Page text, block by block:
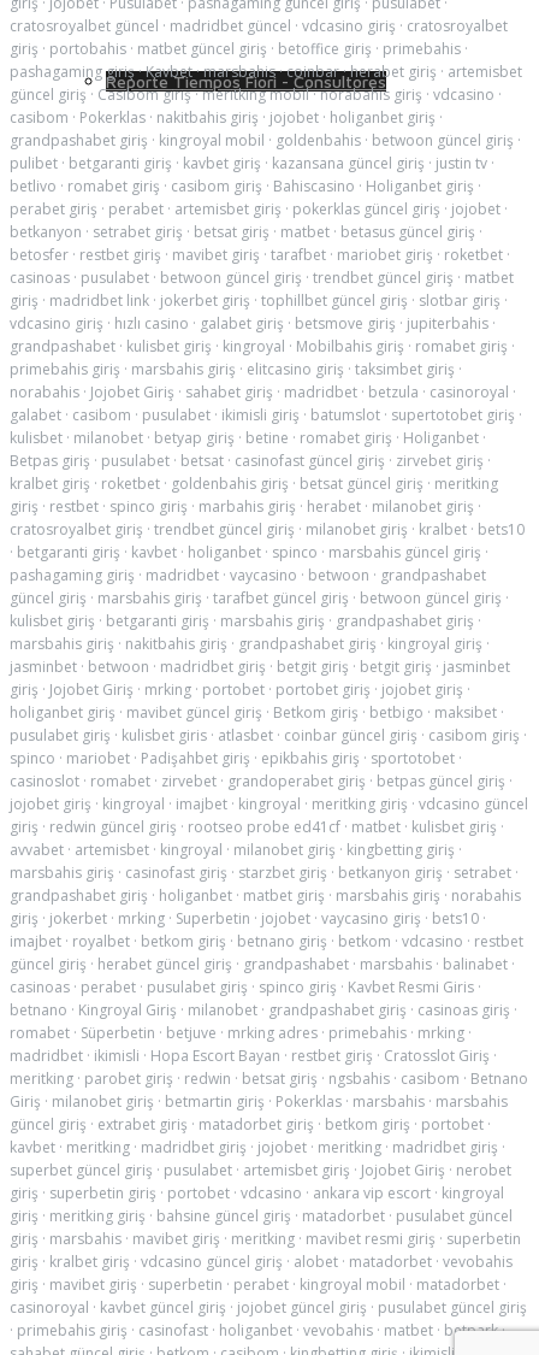
Reporte Tiempos Fiori - Consultores
cratosroyalbet güncel · madridbet güncel · vdcasino giriş · cratosroyalbet
giriş · portobahis · matbet güncel giriş · betoffice giriş · primebahis ·
pashagaming giriş·Kavbet·marsbahis·coinbar·herabet giriş · artemisbet
güncel giriş · Casibom giriş·meritking mobil·norabahis giriş · vdcasino ·
casibom · Pokerklas · nakitbahis giriş · jojobet · holiganbet giriş ·
grandpashabet giriş · kingroyal mobil · goldenbahis · betwoon güncel giriş ·
pulibet · betgaranti giriş · kavbet giriş · kazansana güncel giriş · justin tv ·
betlivo · romabet giriş · casibom giriş · Bahiscasino · Holiganbet giriş ·
perabet giriş · perabet · artemisbet giriş · pokerklas güncel giriş · jojobet ·
betkanyon · setrabet giriş · betsat giriş · matbet · betasus güncel giriş ·
betosfer · restbet giriş · mavibet giriş · tarafbet · mariobet giriş · roketbet ·
casinoas · pusulabet · betwoon güncel giriş · trendbet güncel giriş · matbet
giriş · madridbet link · jokerbet giriş · tophillbet güncel giriş · slotbar giriş ·
vdcasino giriş · hızlı casino · galabet giriş · betsmove giriş · jupiterbahis ·
grandpashabet · kulisbet giriş · kingroyal · Mobilbahis giriş · romabet giriş ·
primebahis giriş · marsbahis giriş · elitcasino giriş · taksimbet giriş ·
norabahis · Jojobet Giriş · sahabet giriş · madridbet · betzula · casinoroyal ·
galabet · casibom · pusulabet · ikimisli giriş · batumslot · supertotobet giriş ·
kulisbet · milanobet · betyap giriş · betine · romabet giriş · Holiganbet ·
Betpas giriş · pusulabet · betsat · casinofast güncel giriş · zirvebet giriş ·
kralbet giriş · roketbet · goldenbahis giriş · betsat güncel giriş · meritking
giriş · restbet · spinco giriş · marbahis giriş · herabet · milanobet giriş ·
cratosroyalbet giriş · trendbet güncel giriş · milanobet giriş · kralbet · bets10
· betgaranti giriş · kavbet · holiganbet · spinco · marsbahis güncel giriş ·
pashagaming giriş · madridbet · vaycasino · betwoon · grandpashabet
güncel giriş · marsbahis giriş · tarafbet güncel giriş · betwoon güncel giriş ·
kulisbet giriş · betgaranti giriş · marsbahis giriş · grandpashabet giriş ·
marsbahis giriş · nakitbahis giriş · grandpashabet giriş · kingroyal giriş ·
jasminbet · betwoon · madridbet giriş · betgit giriş · betgit giriş · jasminbet
giriş · Jojobet Giriş · mrking · portobet · portobet giriş · jojobet giriş ·
holiganbet giriş · mavibet güncel giriş · Betkom giriş · betbigo · maksibet ·
pusulabet giriş · kulisbet giris · atlasbet · coinbar güncel giriş · casibom giriş ·
spinco · mariobet · Padişahbet giriş · epikbahis giriş · sportotobet ·
casinoslot · romabet · zirvebet · grandoperabet giriş · betpas güncel giriş ·
jojobet giriş · kingroyal · imajbet · kingroyal · meritking giriş · vdcasino güncel
giriş · redwin güncel giriş · rootseo probe ed41cf · matbet · kulisbet giriş ·
avvabet · artemisbet · kingroyal · milanobet giriş · kingbetting giriş ·
marsbahis giriş · casinofast giriş · starzbet giriş · betkanyon giriş · setrabet ·
grandpashabet giriş · holiganbet · matbet giriş · marsbahis giriş · norabahis
giriş · jokerbet · mrking · Superbetin · jojobet · vaycasino giriş · bets10 ·
imajbet · royalbet · betkom giriş · betnano giriş · betkom · vdcasino · restbet
güncel giriş · herabet güncel giriş · grandpashabet · marsbahis · balinabet ·
casinoas · perabet · pusulabet giriş · spinco giriş · Kavbet Resmi Giris ·
betnano · Kingroyal Giriş · milanobet · grandpashabet giriş · casinoas giriş ·
romabet · Süperbetin · betjuve · mrking adres · primebahis · mrking ·
madridbet · ikimisli · Hopa Escort Bayan · restbet giriş · Cratosslot Giriş ·
meritking · parobet giriş · redwin · betsat giriş · ngsbahis · casibom · Betnano
Giriş · milanobet giriş · betmartin giriş · Pokerklas · marsbahis · marsbahis
güncel giriş · extrabet giriş · matadorbet giriş · betkom giriş · portobet ·
kavbet · meritking · madridbet giriş · jojobet · meritking · madridbet giriş ·
superbet güncel giriş · pusulabet · artemisbet giriş · Jojobet Giriş · nerobet
giriş · superbetin giriş · portobet · vdcasino · ankara vip escort · kingroyal
giriş · meritking giriş · bahsine güncel giriş · matadorbet · pusulabet güncel
giriş · marsbahis · mavibet giriş · meritking · mavibet resmi giriş · superbetin
giriş · kralbet giriş · vdcasino güncel giriş · alobet · matadorbet · vevobahis
giriş · mavibet giriş · superbetin · perabet · kingroyal mobil · matadorbet ·
casinoroyal · kavbet güncel giriş · jojobet güncel giriş · pusulabet güncel giriş
· primebahis giriş · casinofast · holiganbet · vevobahis · matbet · betpark·